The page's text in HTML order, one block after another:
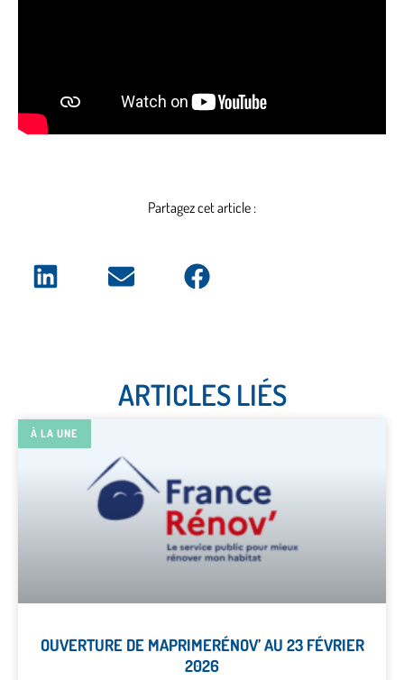
Partagez cet article :
ARTICLES LIÉS
À LA UNE
OUVERTURE DE MAPRIMERÉNOV’ AU 23 FÉVRIER
2026